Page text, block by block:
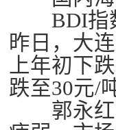
BDI指数
昨日，大
上年初下
跌至30元/
郭永红